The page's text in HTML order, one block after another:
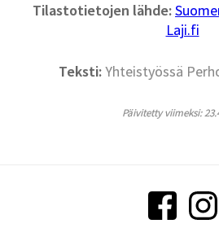
Tilastotietojen lähde:
Laji.fi
Teksti:Yhteistyössä
Päivitetty viimeksi: